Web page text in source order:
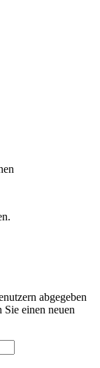
abgegeben
einen neuen